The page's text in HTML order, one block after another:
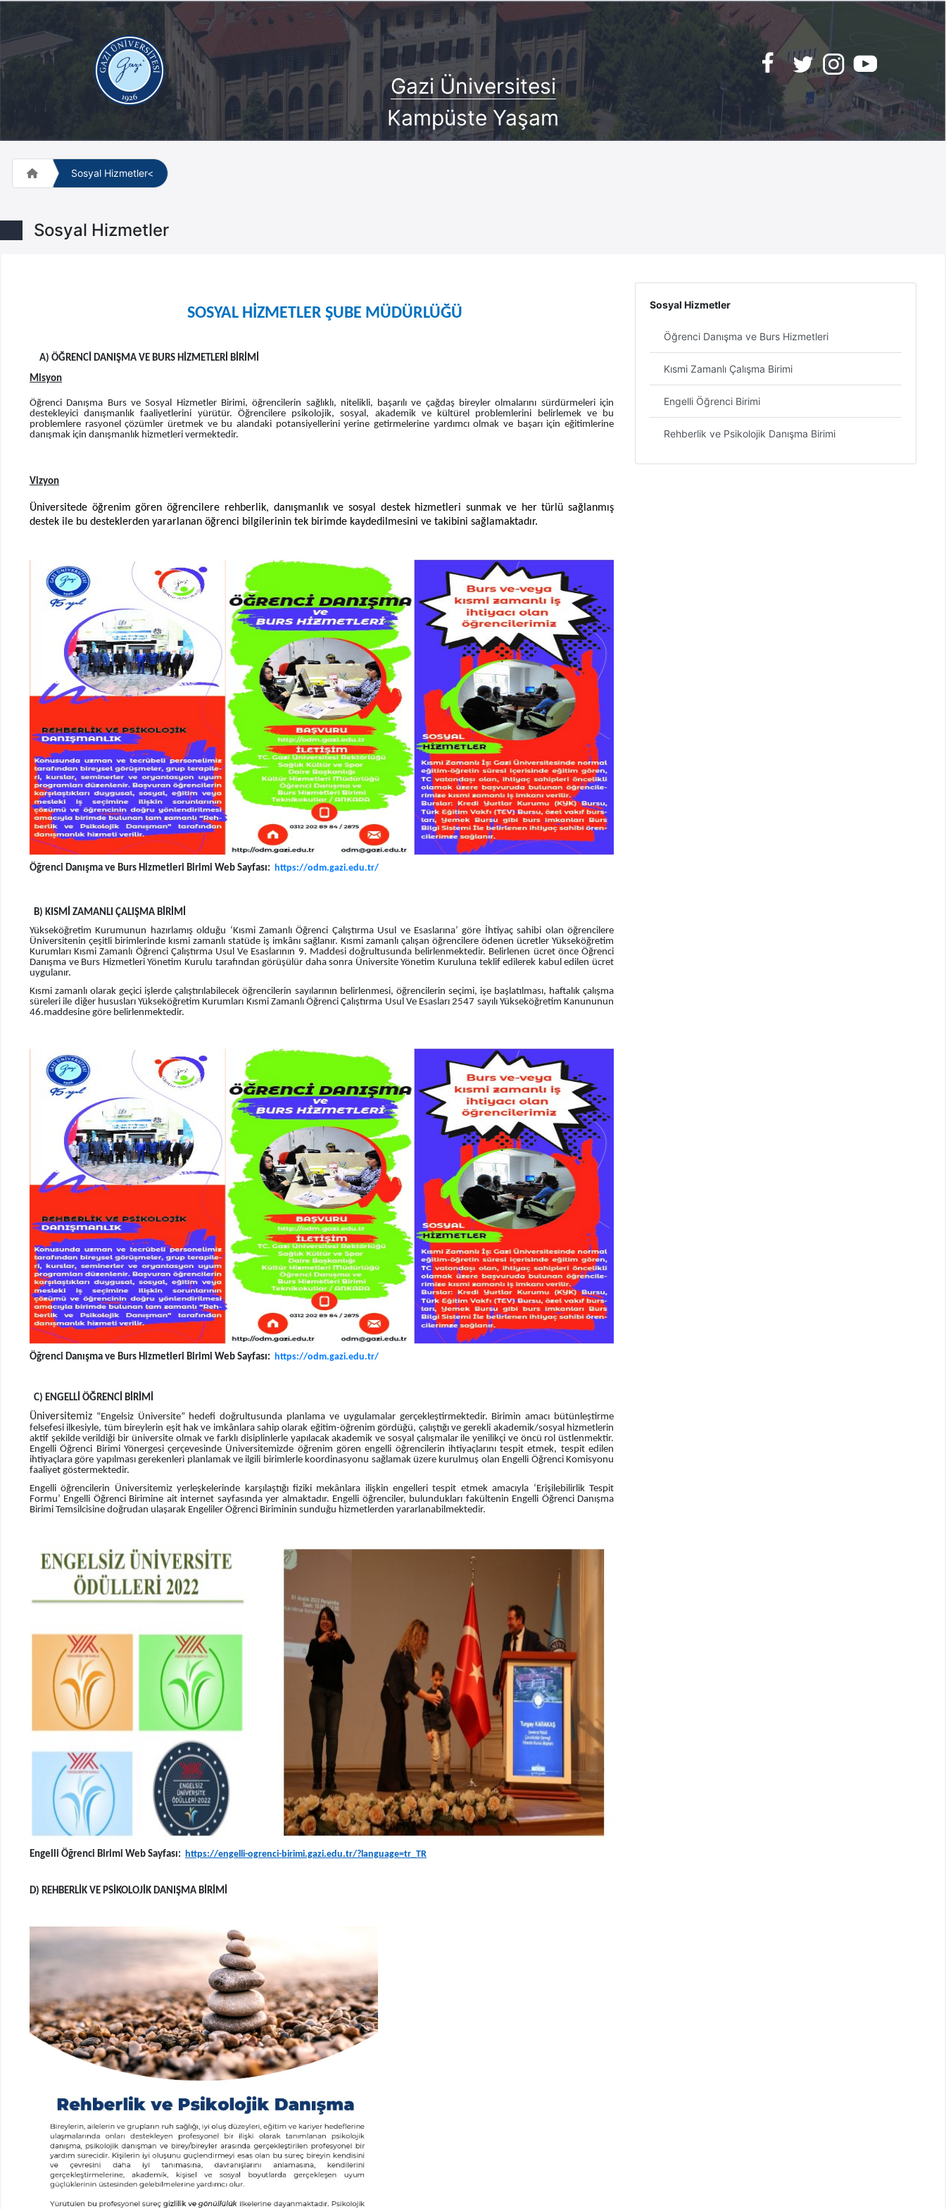
Gazi Üniversitesi
Kampüste Yaşam
Sosyal Hizmetler<
Sosyal Hizmetler
SOSYAL HİZMETLER ŞUBE MÜDÜRLÜĞÜ
A) ÖĞRENCİ DANIŞMA VE BURS HİZMETLERİ BİRİMİ
Misyon
Öğrenci Danışma Burs ve Sosyal Hizmetler Birimi, öğrencilerin sağlıklı, nitelikli, başarılı ve çağdaş bireyler olmalarını sürdürmeleri için
destekleyici danışmanlık faaliyetlerini yürütür. Öğrencilere psikolojik, sosyal, akademik ve kültürel problemlerini belirlemek ve bu
problemlere rasyonel çözümler üretmek ve bu alandaki potansiyellerini yerine getirmelerine yardımcı olmak ve başarı için eğitimlerine
danışmak için danışmanlık hizmetleri vermektedir.
Vizyon
Üniversitede öğrenim gören öğrencilere rehberlik, danışmanlık ve sosyal destek hizmetleri sunmak ve her türlü sağlanmış
destek ile bu desteklerden yararlanan öğrenci bilgilerinin tek birimde kaydedilmesini ve takibini sağlamaktadır.
Öğrenci Danışma ve Burs Hizmetleri Birimi Web Sayfası: https://odm.gazi.edu.tr/
B) KISMİ ZAMANLI ÇALIŞMA BİRİMİ
Yükseköğretim Kurumunun hazırlamış olduğu ‘Kısmi Zamanlı Öğrenci Çalıştırma Usul ve Esaslarına’ göre İhtiyaç sahibi olan öğrencilere
Üniversitenin çeşitli birimlerinde kısmi zamanlı statüde iş imkânı sağlanır. Kısmi zamanlı çalışan öğrencilere ödenen ücretler Yükseköğretim
Kurumları Kısmi Zamanlı Öğrenci Çalıştırma Usul Ve Esaslarının 9. Maddesi doğrultusunda belirlenmektedir. Belirlenen ücret önce Öğrenci
Danışma ve Burs Hizmetleri Yönetim Kurulu tarafından görüşülür daha sonra Üniversite Yönetim Kuruluna teklif edilerek kabul edilen ücret
uygulanır.
Kısmi zamanlı olarak geçici işlerde çalıştırılabilecek öğrencilerin sayılarının belirlenmesi, öğrencilerin seçimi, işe başlatılması, haftalık çalışma
süreleri ile diğer hususları Yükseköğretim Kurumları Kısmi Zamanlı Öğrenci Çalıştırma Usul Ve Esasları 2547 sayılı Yükseköğretim Kanununun
46.maddesine göre belirlenmektedir.
Öğrenci Danışma ve Burs Hizmetleri Birimi Web Sayfası: https://odm.gazi.edu.tr/
C) ENGELLİ ÖĞRENCİ BİRİMİ
Üniversitemiz “Engelsiz Üniversite” hedefi doğrultusunda planlama ve uygulamalar gerçekleştirmektedir. Birimin amacı bütünleştirme
felsefesi ilkesiyle, tüm bireylerin eşit hak ve imkânlara sahip olarak eğitim-öğrenim gördüğü, çalıştığı ve gerekli akademik/sosyal hizmetlerin
aktif şekilde verildiği bir üniversite olmak ve farklı disiplinlerle yapılacak akademik ve sosyal çalışmalar ile yenilikçi ve öncü rol üstlenmektir.
Engelli Öğrenci Birimi Yönergesi çerçevesinde Üniversitemizde öğrenim gören engelli öğrencilerin ihtiyaçlarını tespit etmek, tespit edilen
ihtiyaçlara göre yapılması gerekenleri planlamak ve ilgili birimlerle koordinasyonu sağlamak üzere kurulmuş olan Engelli Öğrenci Komisyonu
faaliyet göstermektedir.
Engelli öğrencilerin Üniversitemiz yerleşkelerinde karşılaştığı fiziki mekânlara ilişkin engelleri tespit etmek amacıyla ‘Erişilebilirlik Tespit
Formu’ Engelli Öğrenci Birimine ait internet sayfasında yer almaktadır. Engelli öğrenciler, bulundukları fakültenin Engelli Öğrenci Danışma
Birimi Temsilcisine doğrudan ulaşarak Engeliler Öğrenci Biriminin sunduğu hizmetlerden yararlanabilmektedir.
Engelli Öğrenci Birimi Web Sayfası: https://engelli-ogrenci-birimi.gazi.edu.tr/?language=tr_TR
D) REHBERLİK VE PSİKOLOJİK DANIŞMA BİRİMİ
Sosyal Hizmetler
Öğrenci Danışma ve Burs Hizmetleri
Kısmi Zamanlı Çalışma Birimi
Engelli Öğrenci Birimi
Rehberlik ve Psikolojik Danışma Birimi